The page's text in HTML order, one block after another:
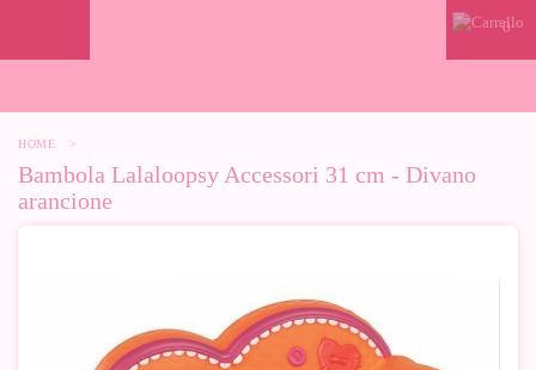
0
HOME >
Bambola Lalaloopsy Accessori 31 cm - Divano
arancione